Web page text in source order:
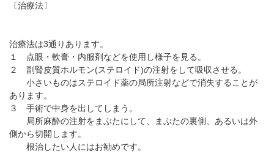
〔治療法〕
治療法は3通りあります。
１ 点眼・軟膏・内服剤などを使用し様子を見る。
２ 副腎皮質ホルモン(ステロイド)の注射をして吸収させる。
小さいものはステロイド薬の局所注射などで消失することが
あります。
３ 手術で中身を出してしまう。
局所麻酔の注射をまぶたにして、まぶたの裏側、あるいは外
側から切開します。
根治したい人にはお勧めです。